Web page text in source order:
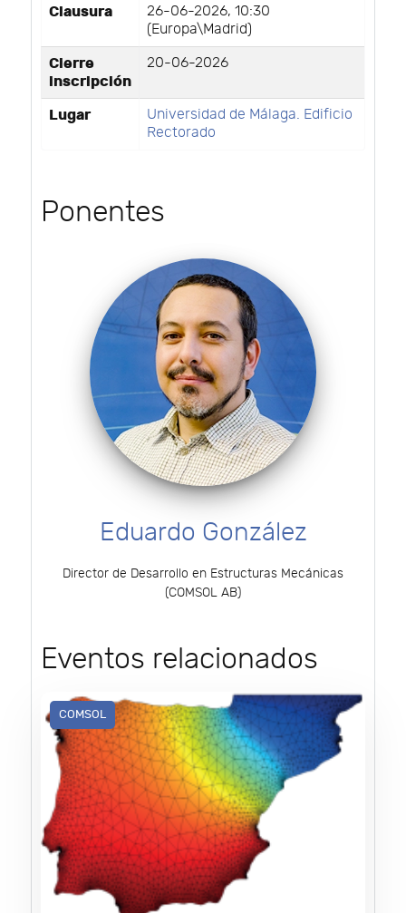
Clausura
26-06-2026, 10:30
(Europa\Madrid)
Cierre
inscripción
20-06-2026
Lugar
Universidad de Málaga. Edificio
Rectorado
Ponentes
Eduardo González
Director de Desarrollo en Estructuras Mecánicas
(COMSOL AB)
Eventos relacionados
COMSOL